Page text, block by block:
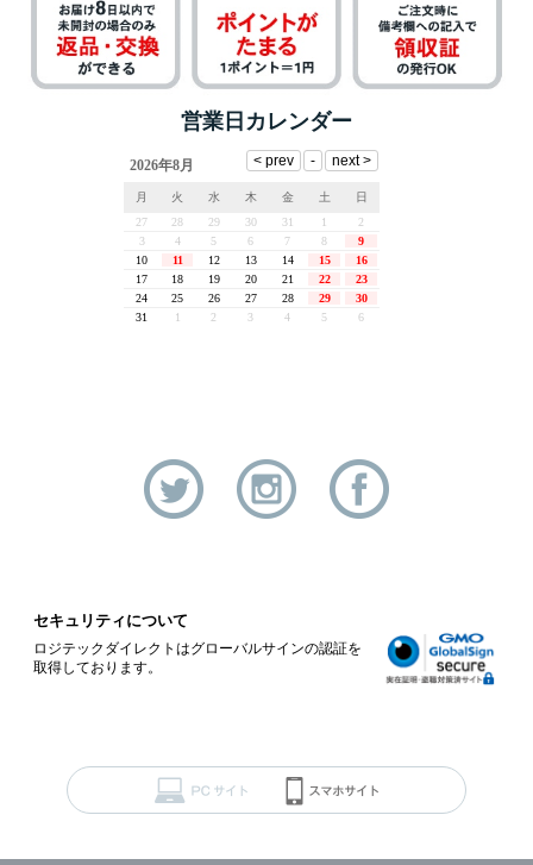
営業日カレンダー
セキュリティについて
ロジテックダイレクトはグローバルサインの認証を
取得しております。